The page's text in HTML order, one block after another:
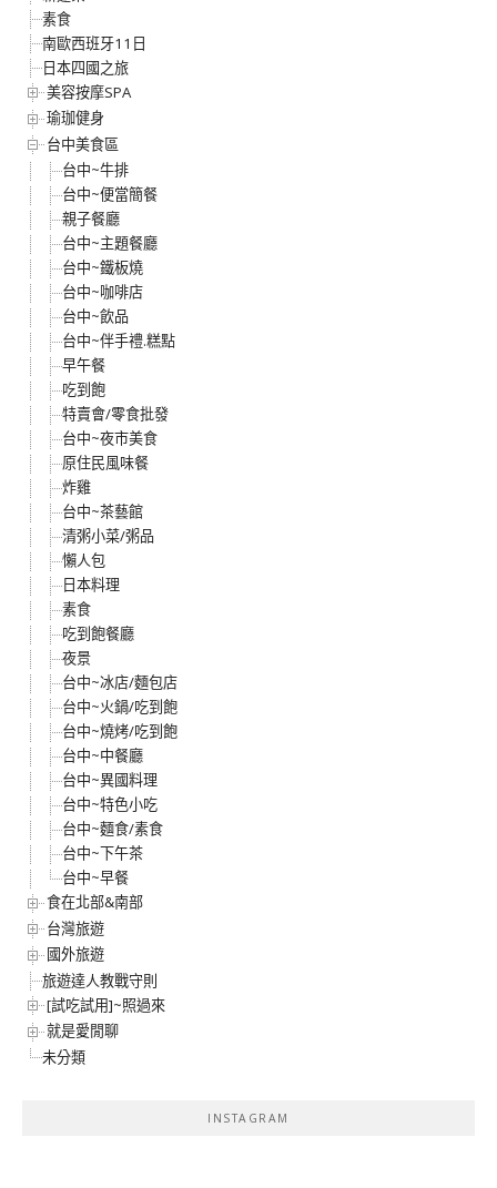
素食
南歐西班牙11日
日本四國之旅
美容按摩SPA
瑜珈健身
台中美食區
台中~牛排
台中~便當簡餐
親子餐廳
台中~主題餐廳
台中~鐵板燒
台中~咖啡店
台中~飲品
台中~伴手禮.糕點
早午餐
吃到飽
特賣會/零食批發
台中~夜市美食
原住民風味餐
炸雞
台中~茶藝館
清粥小菜/粥品
懶人包
日本料理
素食
吃到飽餐廳
夜景
台中~冰店/麵包店
台中~火鍋/吃到飽
台中~燒烤/吃到飽
台中~中餐廳
台中~異國料理
台中~特色小吃
台中~麵食/素食
台中~下午茶
台中~早餐
食在北部&南部
台灣旅遊
國外旅遊
旅遊達人教戰守則
[試吃試用]~照過來
就是愛閒聊
未分類
INSTAGRAM